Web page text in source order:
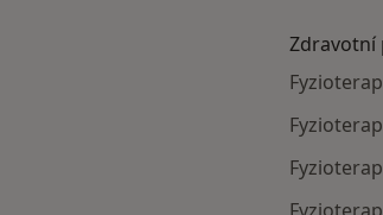
Zdravotní